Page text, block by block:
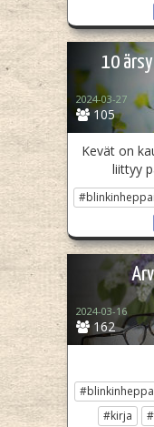
10
105
2024-03-27
Kevät on
liittyy
162
2024-03-16
#kirja